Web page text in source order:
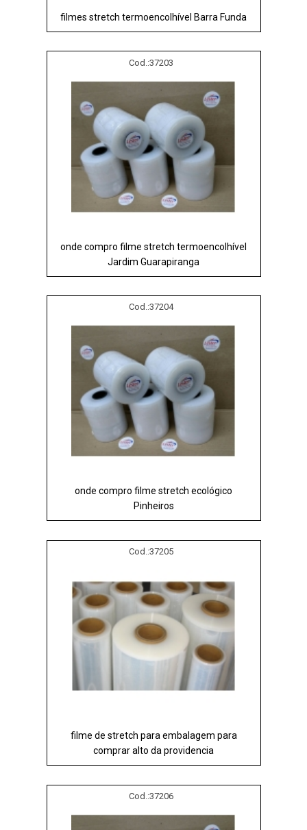
filmes stretch termoencolhível Barra Funda
Cod.:37203
onde compro filme stretch termoencolhível
Jardim Guarapiranga
Cod.:37204
onde compro filme stretch ecológico
Pinheiros
Cod.:37205
filme de stretch para embalagem para
comprar alto da providencia
Cod.:37206